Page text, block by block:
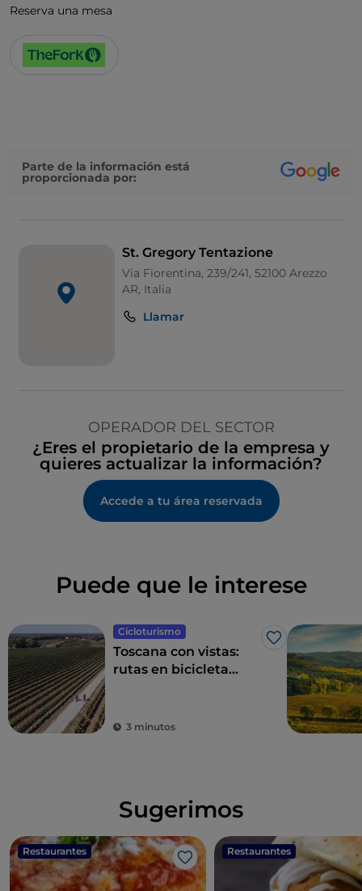
Reserva una mesa
Parte de la información está
proporcionada por:
St. Gregory Tentazione
Via Fiorentina, 239/241, 52100 Arezzo
AR, Italia
Llamar
OPERADOR DEL SECTOR
¿Eres el propietario de la empresa y
quieres actualizar la información?
Accede a tu área reservada
Puede que le interese
Cicloturismo
Me gusta
Toscana con vistas:
rutas en bicicleta
3 minutos
Sugerimos
Restaurantes
Me gusta
Restaurantes